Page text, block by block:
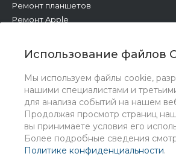
Использование файлов
Мы используем файлы cookie,
нашими специалистами и
для анализа событий на нашем
Продолжая просмотр страниц
вы принимаете условия его
Более подробные сведения
Политике конфиденциальности.
Ремонт планшетов
Ремонт Apple